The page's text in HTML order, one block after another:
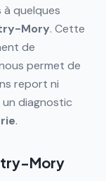
quelques
Mory. Cette
de
permet de
report ni
diagnostic
.
Mory